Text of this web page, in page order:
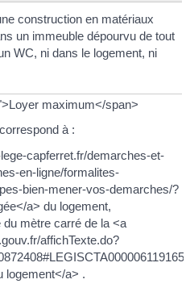
construction en matériaux
un immeuble dépourvu de tout
WC, ni dans le logement, ni
maximum</span>
à :
capferret.fr/demarches-et-
en-ligne/formalites-
bien-mener-vos-demarches/?
a> du logement,
du mètre carré de la <a
affichTexte.do?
logement</a> .